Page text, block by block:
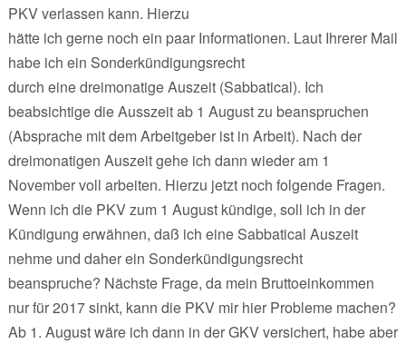
PKV verlassen kann. Hierzu
hätte ich gerne noch ein paar Informationen. Laut Ihrerer Mail
habe ich ein Sonderkündigungsrecht
durch eine dreimonatige Auszeit (Sabbatical). Ich
beabsichtige die Ausszeit ab 1 August zu beanspruchen
(Absprache mit dem Arbeitgeber ist in Arbeit). Nach der
dreimonatigen Auszeit gehe ich dann wieder am 1
November voll arbeiten. Hierzu jetzt noch folgende Fragen.
Wenn ich die PKV zum 1 August kündige, soll ich in der
Kündigung erwähnen, daß ich eine Sabbatical Auszeit
nehme und daher ein Sonderkündigungsrecht
beanspruche? Nächste Frage, da mein Bruttoeinkommen
nur für 2017 sinkt, kann die PKV mir hier Probleme machen?
Ab 1. August wäre ich dann in der GKV versichert, habe aber